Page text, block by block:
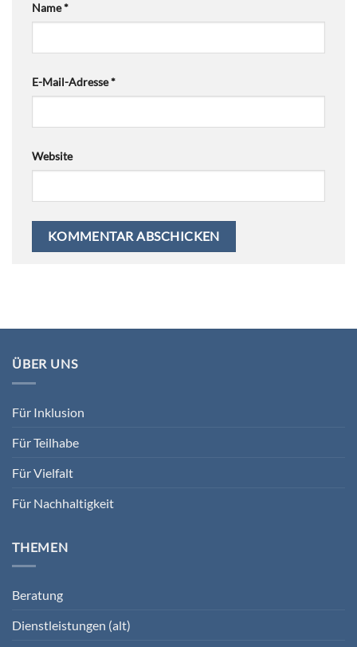
Name*
E-Mail-Adresse*
Website
ÜBER UNS
Für Inklusion
Für Teilhabe
Für Vielfalt
Für Nachhaltigkeit
THEMEN
Beratung
Dienstleistungen (alt)